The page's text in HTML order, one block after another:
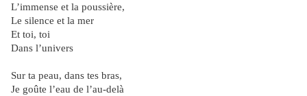
L’immense et la poussière,
Le silence et la mer
Et toi, toi
Dans l’univers
Sur ta peau, dans tes bras,
Je goûte l’eau de l’au-delà